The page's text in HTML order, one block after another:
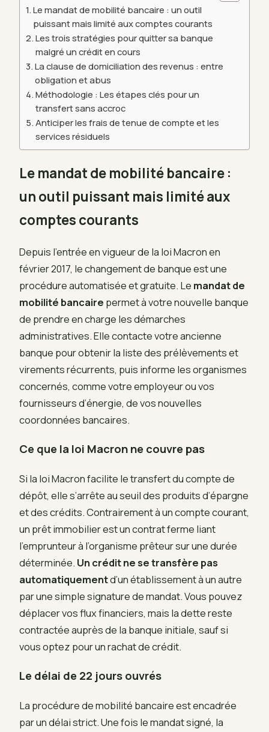
Le mandat de mobilité bancaire : un outil
puissant mais limité aux comptes courants
Les trois stratégies pour quitter sa banque
malgré un crédit en cours
La clause de domiciliation des revenus : entre
obligation et abus
Méthodologie : Les étapes clés pour un
transfert sans accroc
Anticiper les frais de tenue de compte et les
services résiduels
Le mandat de mobilité bancaire :
un outil puissant mais limité aux
comptes courants
Depuis l’entrée en vigueur de la loi Macron en
février 2017, le changement de banque est une
procédure automatisée et gratuite. Le mandat de
mobilité bancaire permet à votre nouvelle banque
de prendre en charge les démarches
administratives. Elle contacte votre ancienne
banque pour obtenir la liste des prélèvements et
virements récurrents, puis informe les organismes
concernés, comme votre employeur ou vos
fournisseurs d’énergie, de vos nouvelles
coordonnées bancaires.
Ce que la loi Macron ne couvre pas
Si la loi Macron facilite le transfert du compte de
dépôt, elle s’arrête au seuil des produits d’épargne
et des crédits. Contrairement à un compte courant,
un prêt immobilier est un contrat ferme liant
l’emprunteur à l’organisme prêteur sur une durée
déterminée. Un crédit ne se transfère pas
automatiquementd’un établissement à un autre
par une simple signature de mandat. Vous pouvez
déplacer vos flux financiers, mais la dette reste
contractée auprès de la banque initiale, sauf si
vous optez pour un rachat de crédit.
Le délai de 22 jours ouvrés
La procédure de mobilité bancaire est encadrée
par un délai strict. Une fois le mandat signé, la